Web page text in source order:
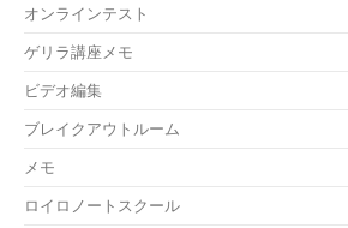
オンラインテスト
ゲリラ講座メモ
ビデオ編集
ブレイクアウトルーム
メモ
ロイロノートスクール